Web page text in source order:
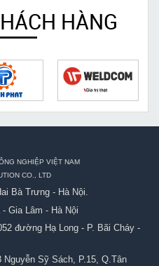
HÀNG
NGHIỆP VIỆT NAM
CO., LTD
Bà Trưng - Hà Nội.
Gia Lâm - Hà Nội
đường Hạ Long - P. Bãi Cháy -
Sỹ Sách, P.15, Q.Tân